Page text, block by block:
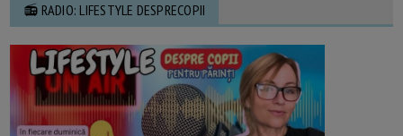
📻 RADIO: LIFESTYLE DESPRECOPII